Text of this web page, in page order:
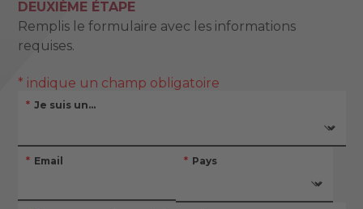
DEUXIÈME ÉTAPE
Remplis le formulaire avec les informations
requises.